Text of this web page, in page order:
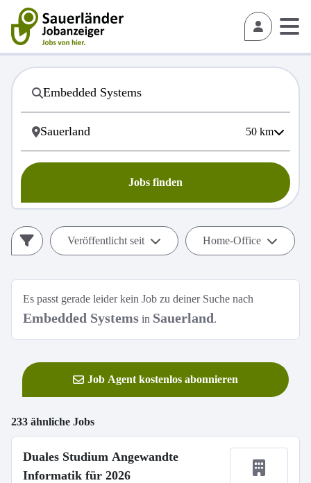
50 km
Jobs finden
Veröffentlicht seit Home-Office
Es passt gerade leider kein Job zu deiner Suche nach
Embedded Systems in Sauerland.
Job Agent kostenlos abonnieren
233 ähnliche Jobs
Duales Studium Angewandte
Informatik für 2026